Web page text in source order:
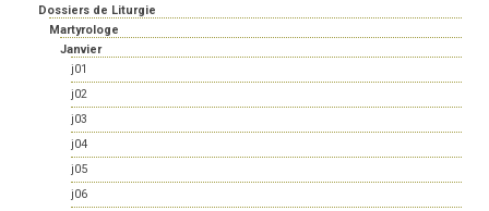
Dossiers de Liturgie
Martyrologe
Janvier
j01
j02
j03
j04
j05
j06